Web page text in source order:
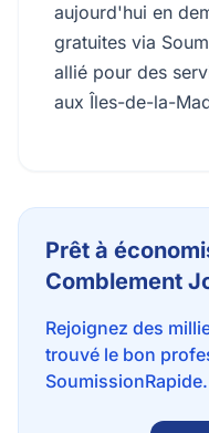
aujourd'hui en
gratuites via
allié pour des
aux Îles-de-la-
Prêt à
Comblement
Rejoignez des
trouvé le bon
SoumissionRapide.